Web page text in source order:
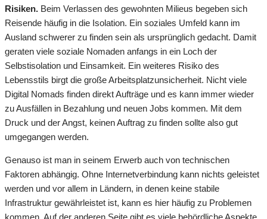
Risiken. Beim Verlassen des gewohnten Milieus begeben sich
Reisende häufig in die Isolation. Ein soziales Umfeld kann im
Ausland schwerer zu finden sein als ursprünglich gedacht. Damit
geraten viele soziale Nomaden anfangs in ein Loch der
Selbstisolation und Einsamkeit. Ein weiteres Risiko des
Lebensstils birgt die große Arbeitsplatzunsicherheit. Nicht viele
Digital Nomads finden direkt Aufträge und es kann immer wieder
zu Ausfällen in Bezahlung und neuen Jobs kommen. Mit dem
Druck und der Angst, keinen Auftrag zu finden sollte also gut
umgegangen werden.
Genauso ist man in seinem Erwerb auch von technischen
Faktoren abhängig. Ohne Internetverbindung kann nichts geleistet
werden und vor allem in Ländern, in denen keine stabile
Infrastruktur gewährleistet ist, kann es hier häufig zu Problemen
kommen. Auf der anderen Seite gibt es viele behördliche Aspekte,